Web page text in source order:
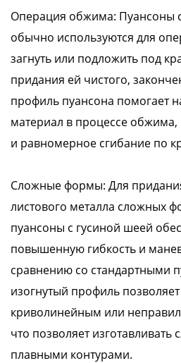
Операция обжима: Пуансоны
обычно используются для
загнуть или подложить под
придания ей чистого,
профиль пуансона помогает
материал в процессе
и равномерное сгибание по
Сложные формы: Для
листового металла сложных
пуансоны с гусиной шеей
повышенную гибкость и
сравнению со стандартными
изогнутый профиль
криволинейным или
что позволяет изготавливать
плавными контурами.